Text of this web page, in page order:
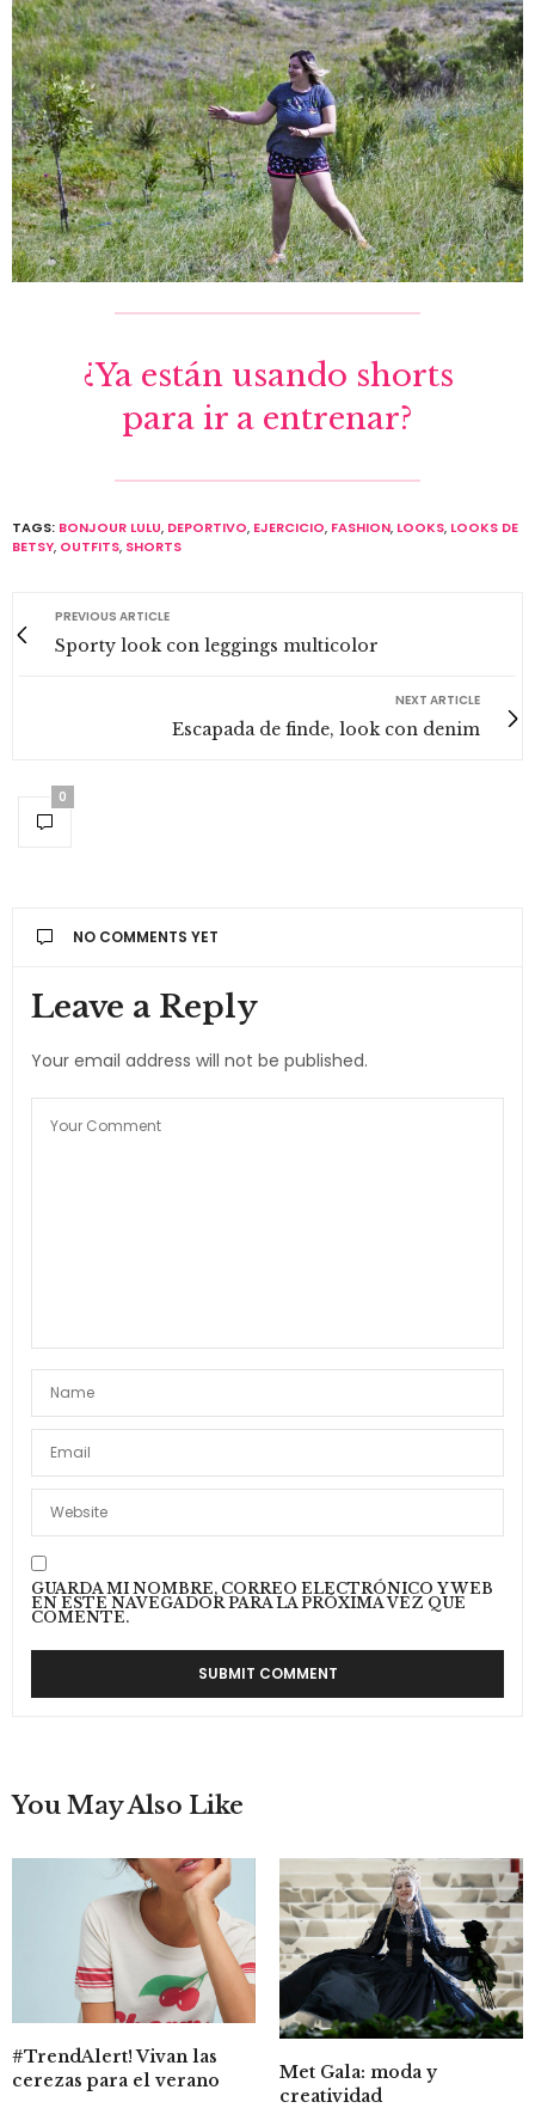
¿Ya están usando shorts
para ir a entrenar?
TAGS: BONJOUR LULU, DEPORTIVO, EJERCICIO, FASHION, LOOKS, LOOKS DE
BETSY, OUTFITS, SHORTS
PREVIOUS ARTICLE
Sporty look con leggings multicolor
NEXT ARTICLE
Escapada de finde, look con denim
0
NO COMMENTS YET
Leave a Reply
Your email address will not be published.
GUARDA MI NOMBRE, CORREO ELECTRÓNICO Y WEB
EN ESTE NAVEGADOR PARA LA PRÓXIMA VEZ QUE
COMENTE.
You May Also Like
#TrendAlert! Vivan las
cerezas para el verano
Met Gala: moda y
creatividad